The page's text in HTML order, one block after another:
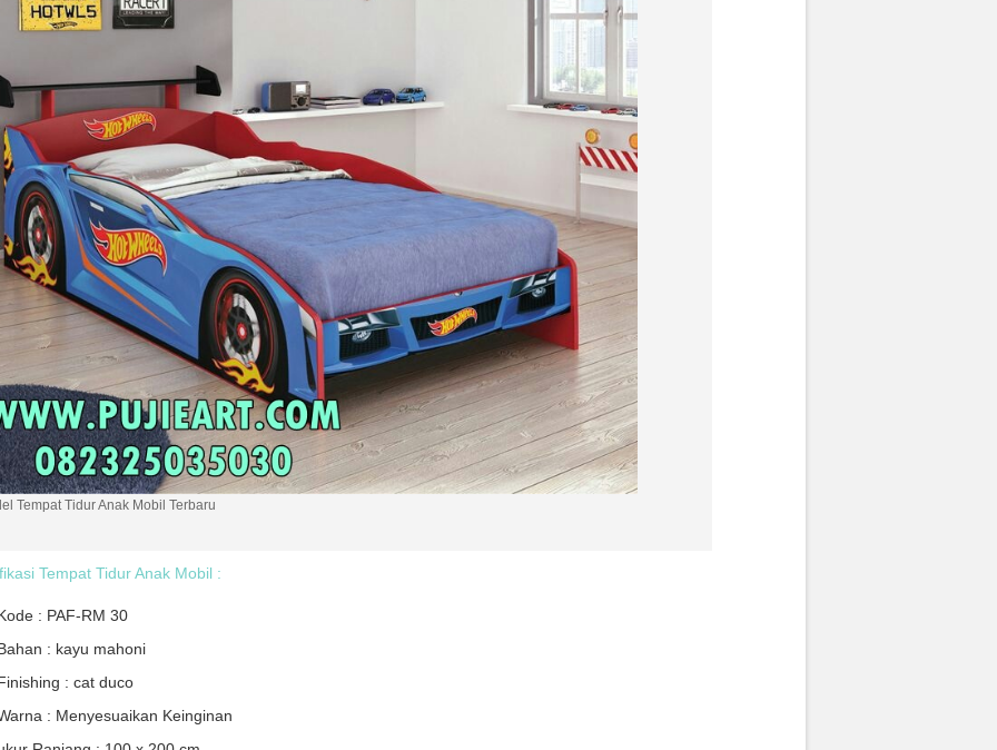
Tempat Tidur Anak Mobil Terbaru
Tempat Tidur Anak Mobil :
: PAF-RM 30
: kayu mahoni
: cat duco
: Menyesuaikan Keinginan